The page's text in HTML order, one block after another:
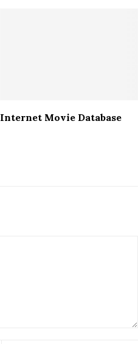
Internet Movie Database